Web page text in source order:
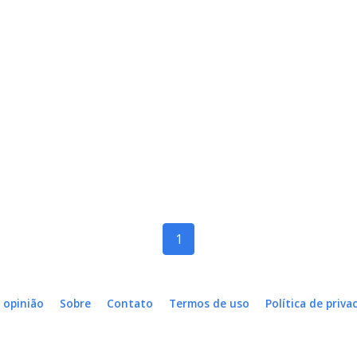
1
opinião Sobre Contato Termos de uso Política de